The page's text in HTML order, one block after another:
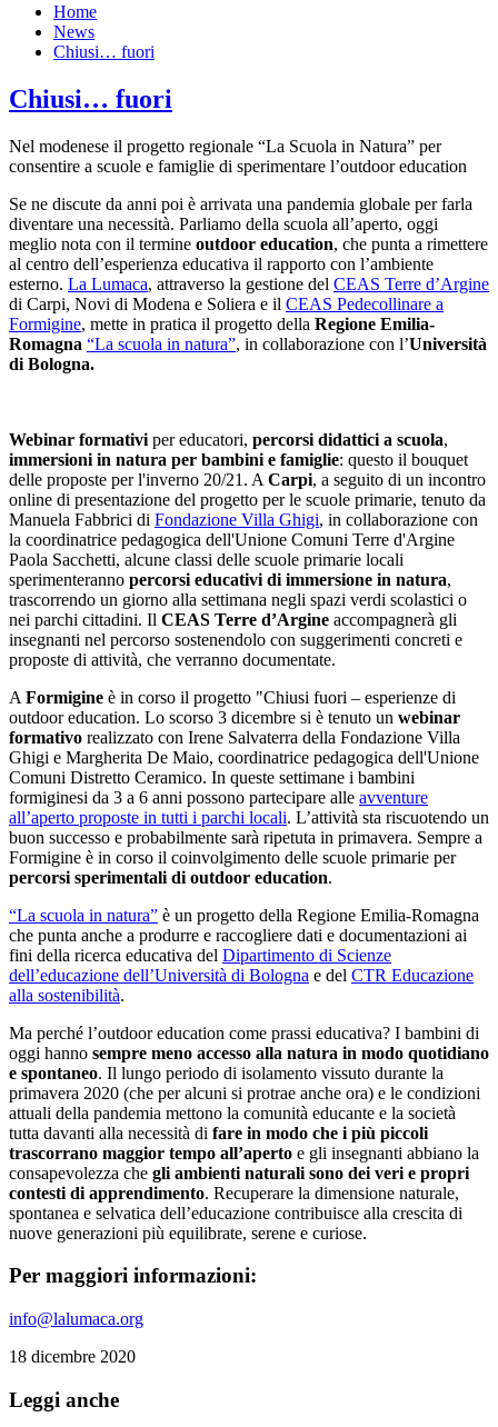
Home
News
Chiusi… fuori
Chiusi… fuori
Nel modenese il progetto regionale “La Scuola in Natura” per
consentire a scuole e famiglie di sperimentare l’outdoor education
Se ne discute da anni poi è arrivata una pandemia globale per farla
diventare una necessità. Parliamo della scuola all’aperto, oggi
meglio nota con il termine outdoor education, che punta a rimettere
al centro dell’esperienza educativa il rapporto con l’ambiente
esterno. La Lumaca, attraverso la gestione del CEAS Terre d’Argine
di Carpi, Novi di Modena e Soliera e il CEAS Pedecollinare a
Formigine, mette in pratica il progetto della Regione Emilia-
Romagna “La scuola in natura”, in collaborazione con l’Università
di Bologna.
Webinar formativi per educatori, percorsi didattici a scuola,
immersioni in natura per bambini e famiglie: questo il bouquet
delle proposte per l'inverno 20/21. A Carpi, a seguito di un incontro
online di presentazione del progetto per le scuole primarie, tenuto da
Manuela Fabbrici di Fondazione Villa Ghigi, in collaborazione con
la coordinatrice pedagogica dell'Unione Comuni Terre d'Argine
Paola Sacchetti, alcune classi delle scuole primarie locali
sperimenteranno percorsi educativi di immersione in natura,
trascorrendo un giorno alla settimana negli spazi verdi scolastici o
nei parchi cittadini. Il CEAS Terre d’Argine accompagnerà gli
insegnanti nel percorso sostenendolo con suggerimenti concreti e
proposte di attività, che verranno documentate.
A Formigine è in corso il progetto "Chiusi fuori – esperienze di
outdoor education. Lo scorso 3 dicembre si è tenuto un webinar
formativo realizzato con Irene Salvaterra della Fondazione Villa
Ghigi e Margherita De Maio, coordinatrice pedagogica dell'Unione
Comuni Distretto Ceramico. In queste settimane i bambini
formiginesi da 3 a 6 anni possono partecipare alle avventure
all’aperto proposte in tutti i parchi locali. L’attività sta riscuotendo un
buon successo e probabilmente sarà ripetuta in primavera. Sempre a
Formigine è in corso il coinvolgimento delle scuole primarie per
percorsi sperimentali di outdoor education.
“La scuola in natura” è un progetto della Regione Emilia-Romagna
che punta anche a produrre e raccogliere dati e documentazioni ai
fini della ricerca educativa del Dipartimento di Scienze
dell’educazione dell’Università di Bologna e del CTR Educazione
alla sostenibilità.
Ma perché l’outdoor education come prassi educativa? I bambini di
oggi hanno sempre meno accesso alla natura in modo quotidiano
e spontaneo. Il lungo periodo di isolamento vissuto durante la
primavera 2020 (che per alcuni si protrae anche ora) e le condizioni
attuali della pandemia mettono la comunità educante e la società
tutta davanti alla necessità di fare in modo che i più piccoli
trascorrano maggior tempo all’aperto e gli insegnanti abbiano la
consapevolezza che gli ambienti naturali sono dei veri e propri
contesti di apprendimento. Recuperare la dimensione naturale,
spontanea e selvatica dell’educazione contribuisce alla crescita di
nuove generazioni più equilibrate, serene e curiose.
Per maggiori informazioni:
info@lalumaca.org
18 dicembre 2020
Leggi anche